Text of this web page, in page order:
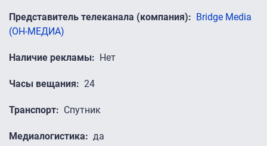
Представитель телеканала (компания)
Bridge Media
(ОН-МЕДИА)
Наличие рекламы Нет
Часы вещания 24
Транспорт Спутник
Медиалогистика да